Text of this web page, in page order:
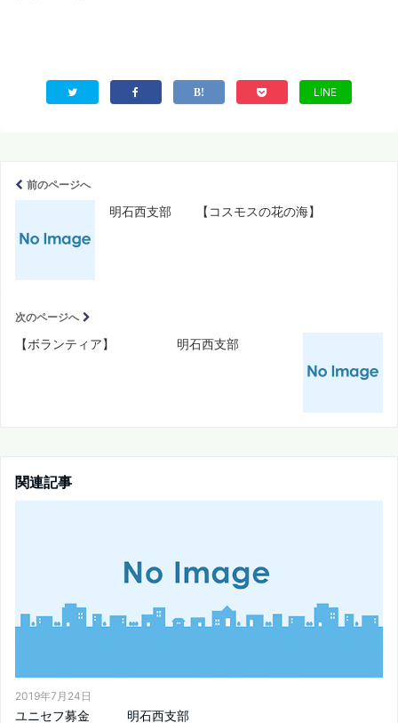
LINE
前のページへ
明石西支部 【コスモスの花の海】
次のページへ
【ボランティア】 明石西支部
関連記事
2019年7月24日
ユニセフ募金 明石西支部